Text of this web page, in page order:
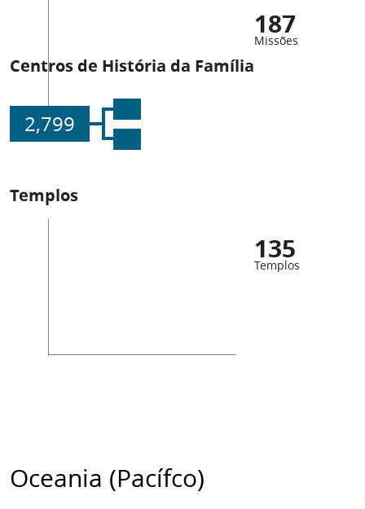
187
Missões
Centros de História da Família
2,799
Templos
135
Templos
Oceania (Pacífco)